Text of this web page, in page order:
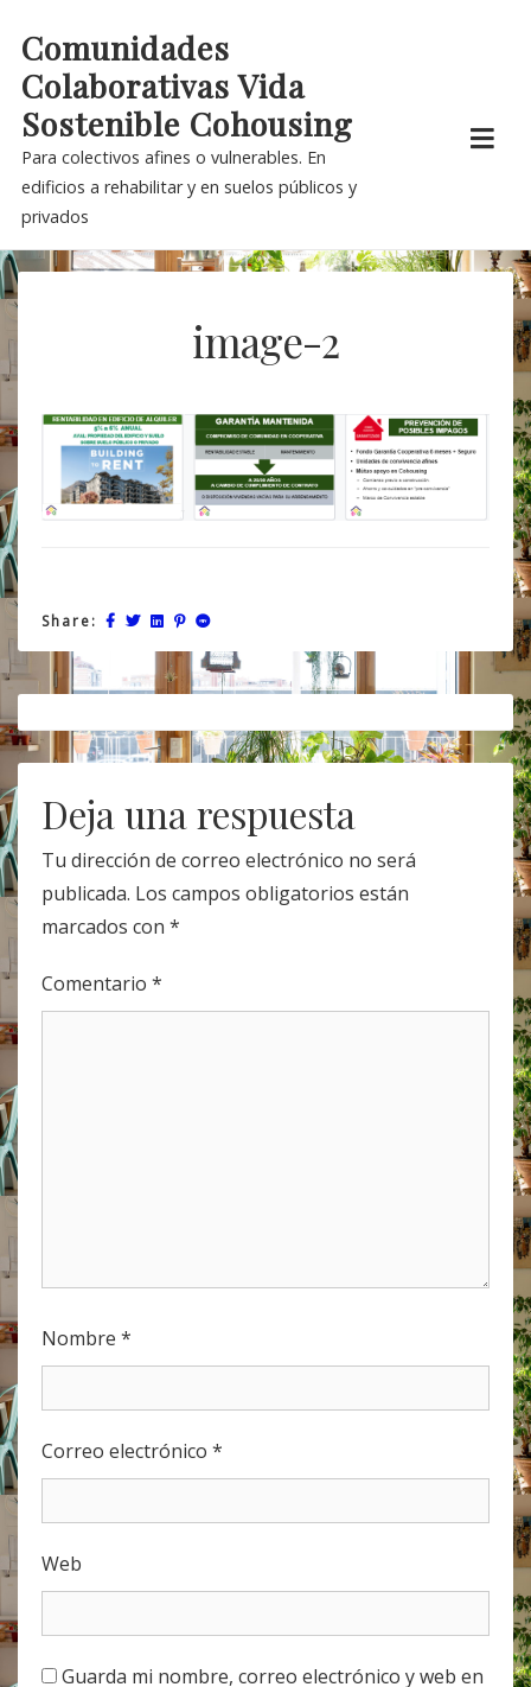
content
Comunidades
Colaborativas Vida
Sostenible Cohousing
Para colectivos afines o vulnerables. En
edificios a rehabilitar y en suelos públicos y
privados
image-2
Share:
Post
navigation
Deja una respuesta
Tu dirección de correo electrónico no será
publicada. Los campos obligatorios están
marcados con *
Comentario *
Nombre *
Correo electrónico *
Web
Guarda mi nombre, correo electrónico y web en